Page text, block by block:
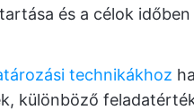
és a célok
technikákhoz
különböző